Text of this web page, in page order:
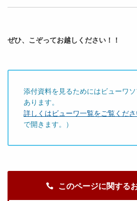
ぜひ、こぞってお越しください！！
添付資料を見るためにはビューワ
あります。
詳しくはビューワ一覧をご覧くださ
で開きます。）
このページに関する